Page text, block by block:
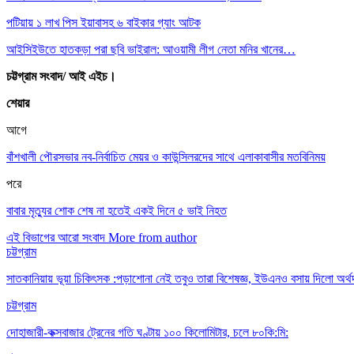
পটিয়ায় ১ লাখ পিস ইয়াবাসহ ৬ বাইকার গ্যাং আটক
আইসিইউতে হাতকড়া পরা ছবি ভাইরাল: আওয়ামী লীগ নেতা মনির খানের…
চট্টগ্রাম সংবাদ/ আই এইচ।
শেয়ার
আগে
বাঁশখালী পৌরসভার নব-নির্বাচিত মেয়র ও কাউন্সিলরদের সাথে এলাকাবাসীর মতবিনিময়
পরে
বাবার মৃত্যুর শোক শেষ না হতেই একই দিনে ৫ ভাই নিহত
এই বিভাগের আরো সংবাদ More from author
চট্টগ্রাম
সাতকানিয়ায় ভূয়া চিকিৎসক :পড়াশোনা নেই তবুও তারা বিশেষজ্ঞ, ইউএনও বসায় দিলো
চট্টগ্রাম
দোহাজারী-কক্সবাজার ট্রেনের গতি ঘণ্টায় ১০০ কিলোমিটার, চলে ৮০কি:মি: